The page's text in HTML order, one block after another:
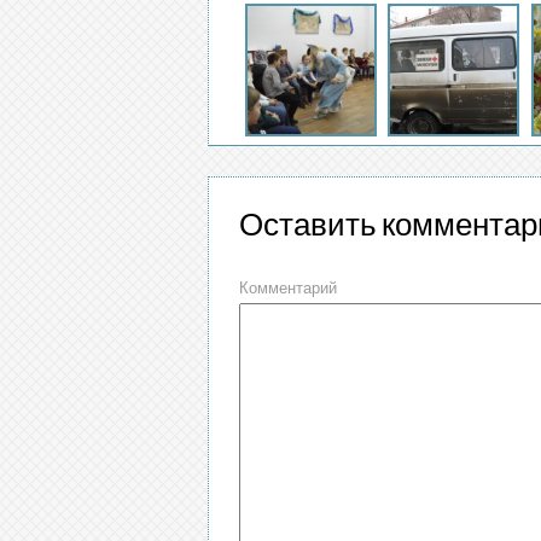
Оставить
Комментарий